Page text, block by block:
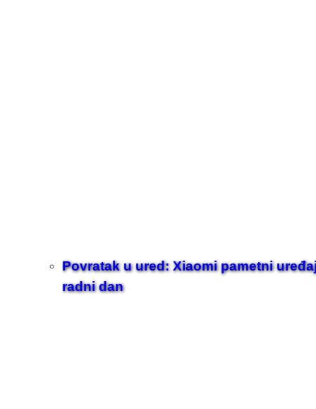
Povratak u ured: Xiaomi pametni
radni dan